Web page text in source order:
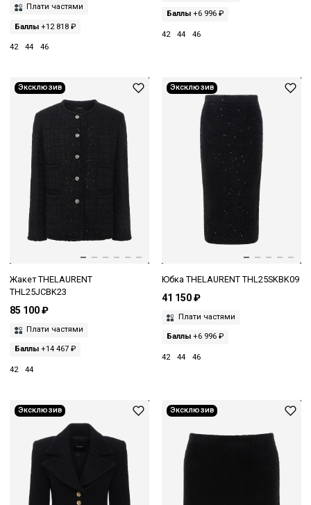
Плати частями
Баллы +12 818 ₽
42 44 46
Баллы+6 996 ₽
42 44 46
Эксклюзив
Жакет THELAURENT
THL25JCBK23
85 100 ₽
Плати частями
Баллы +14 467 ₽
42 44
Эксклюзив
Юбка THELAURENT THL25SKBK09
41 150 ₽
Плати частями
Баллы+6 996 ₽
42 44 46
Эксклюзив Эксклюзив